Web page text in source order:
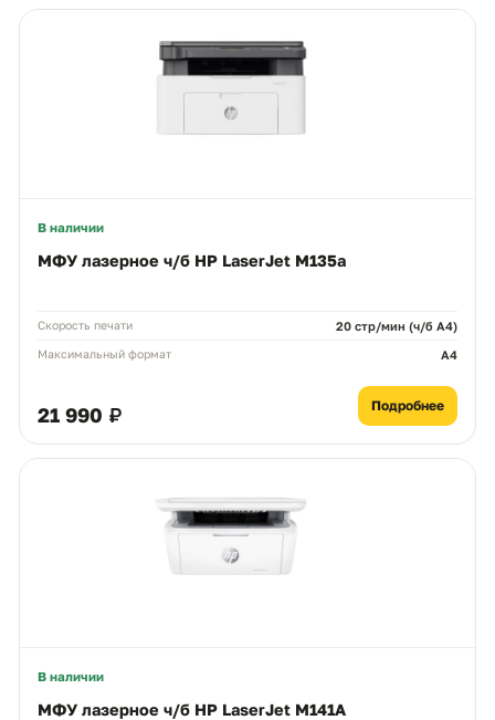
В наличии
МФУ лазерное ч/б HP LaserJet M135a
Скорость печати 20 стр/мин (ч/б А4)
Максимальный формат A4
21 990 ₽ Подробнее
В наличии
МФУ лазерное ч/б HP LaserJet M141A